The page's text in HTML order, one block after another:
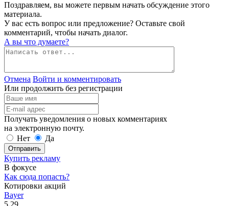
Поздравляем, вы можете первым начать обсуждение этого
материала.
У вас есть вопрос или предложение? Оставьте свой
комментарий, чтобы начать диалог.
А вы что думаете?
Отмена Войти и комментировать
Или продолжить без регистрации
Получать уведомления о новых комментариях
на электронную почту.
Нет
Да
Отправить
Купить рекламу
В фокусе
Как сюда попасть?
Котировки акций
Bayer